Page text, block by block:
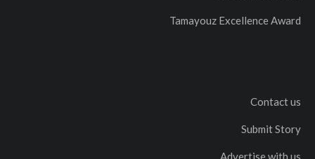
Tamayouz Excellence Award
Contact us
Submit Story
Advertise with us